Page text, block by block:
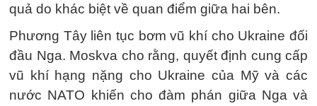
quả do khác biệt về quan điểm giữa hai bên.
Phương Tây liên tục bơm vũ khí cho Ukraine đối
đầu Nga. Moskva cho rằng, quyết định cung cấp
vũ khí hạng nặng cho Ukraine của Mỹ và các
nước NATO khiến cho đàm phán giữa Nga và